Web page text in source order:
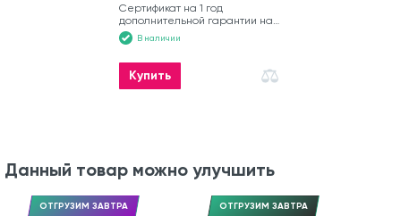
Сертификат на 1 год
дополнительной гарантии на
моторную лодку
В наличии
Купить
Данный товар можно улучшить
ОТГРУЗИМ ЗАВТРА ОТГРУЗИМ ЗАВТРА